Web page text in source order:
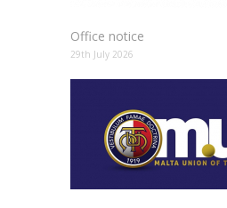
Office notice
29th July 2026